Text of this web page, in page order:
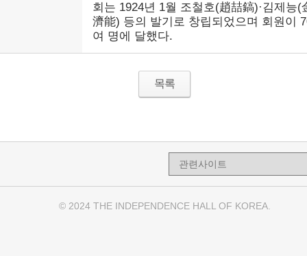
회는 1924년 1월 조철호(趙喆鎬)·김제능(
濟能) 등의 발기로 창립되었으며 회원이
여 명에 달했다.
목록
© 2024 THE INDEPENDENCE HALL OF KOREA.